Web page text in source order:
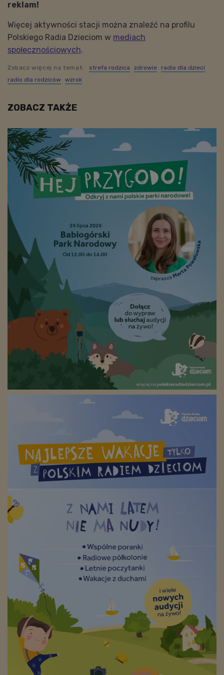
reklam!
Więcej aktywności stacji można znaleźć na profilu
Polskiego Radia Dzieciom w mediach
społecznościowych.
Zobacz więcej na temat: strefa rodzica zdrowie
radio dla dzieci
radio dla rodziców
wzrok
ZOBACZ TAKŻE